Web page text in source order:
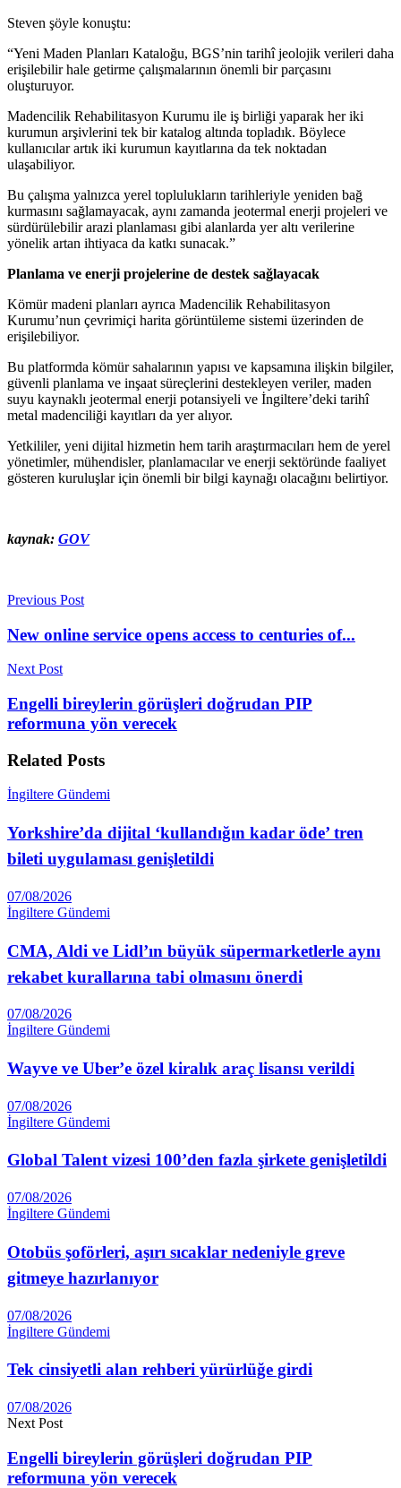
Steven şöyle konuştu:
“Yeni Maden Planları Kataloğu, BGS’nin tarihî jeolojik verileri daha
erişilebilir hale getirme çalışmalarının önemli bir parçasını
oluşturuyor.
Madencilik Rehabilitasyon Kurumu ile iş birliği yaparak her iki
kurumun arşivlerini tek bir katalog altında topladık. Böylece
kullanıcılar artık iki kurumun kayıtlarına da tek noktadan
ulaşabiliyor.
Bu çalışma yalnızca yerel toplulukların tarihleriyle yeniden bağ
kurmasını sağlamayacak, aynı zamanda jeotermal enerji projeleri ve
sürdürülebilir arazi planlaması gibi alanlarda yer altı verilerine
yönelik artan ihtiyaca da katkı sunacak.”
Planlama ve enerji projelerine de destek sağlayacak
Kömür madeni planları ayrıca Madencilik Rehabilitasyon
Kurumu’nun çevrimiçi harita görüntüleme sistemi üzerinden de
erişilebiliyor.
Bu platformda kömür sahalarının yapısı ve kapsamına ilişkin bilgiler,
güvenli planlama ve inşaat süreçlerini destekleyen veriler, maden
suyu kaynaklı jeotermal enerji potansiyeli ve İngiltere’deki tarihî
metal madenciliği kayıtları da yer alıyor.
Yetkililer, yeni dijital hizmetin hem tarih araştırmacıları hem de yerel
yönetimler, mühendisler, planlamacılar ve enerji sektöründe faaliyet
gösteren kuruluşlar için önemli bir bilgi kaynağı olacağını belirtiyor.
kaynak: GOV
Previous Post
New online service opens access to centuries of...
Next Post
Engelli bireylerin görüşleri doğrudan PIP
reformuna yön verecek
Related Posts
İngiltere Gündemi
Yorkshire’da dijital ‘kullandığın kadar öde’ tren
bileti uygulaması genişletildi
07/08/2026
İngiltere Gündemi
CMA, Aldi ve Lidl’ın büyük süpermarketlerle aynı
rekabet kurallarına tabi olmasını önerdi
07/08/2026
İngiltere Gündemi
Wayve ve Uber’e özel kiralık araç lisansı verildi
07/08/2026
İngiltere Gündemi
Global Talent vizesi 100’den fazla şirkete genişletildi
07/08/2026
İngiltere Gündemi
Otobüs şoförleri, aşırı sıcaklar nedeniyle greve
gitmeye hazırlanıyor
07/08/2026
İngiltere Gündemi
Tek cinsiyetli alan rehberi yürürlüğe girdi
07/08/2026
Next Post
Engelli bireylerin görüşleri doğrudan PIP
reformuna yön verecek